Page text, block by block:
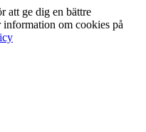
att ge dig en bättre
om cookies på